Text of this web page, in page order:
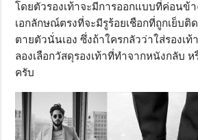
โดยตัวรองเท้าจะมีการออกแบบที่ค่อนข้า
เอกลักษณ์ตรงที่จะมีรูร้อยเชือกที่ถูกเย็บติ
ตายตัวนั่นเอง ซึ่งถ้าใครกลัวว่าใส่รองเ
ลองเลือกวัสดุรองเท้าที่ทำจากหนังกลับ
ครับ